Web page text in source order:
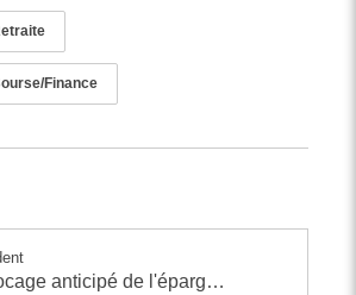
Finance
Déblocage anticipé de l'épargne salariale : trois nouvelles situations à connaître